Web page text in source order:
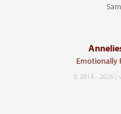
Emotionally
© 2014 - 2026